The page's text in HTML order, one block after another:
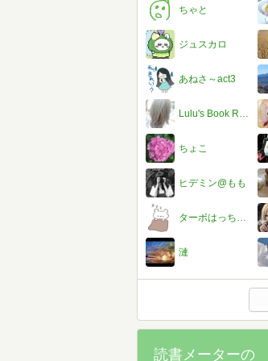
ちゃと
ジュスカロ
あねさ～act3
Lulu's Book Room
ちょこ
ヒデミン@もも
ターボはっちゃん
漣
読書メーターの